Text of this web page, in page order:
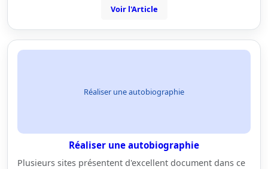
Voir l'Article
Réaliser une autobiographie
Réaliser une autobiographie
Plusieurs sites présentent d'excellent document dans ce